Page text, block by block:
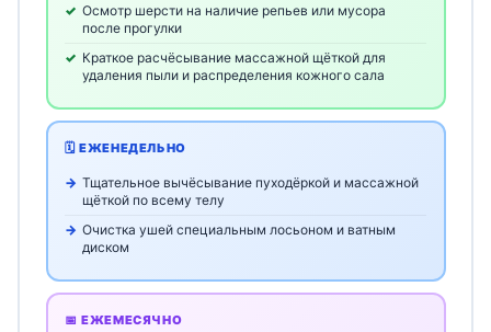
Осмотр шерсти на наличие репьев или мусора
после прогулки
Краткое расчёсывание массажной щёткой для
удаления пыли и распределения кожного сала
🗓️ ЕЖЕНЕДЕЛЬНО
Тщательное вычёсывание пуходёркой и массажной
щёткой по всему телу
Очистка ушей специальным лосьоном и ватным
диском
📅 ЕЖЕМЕСЯЧНО